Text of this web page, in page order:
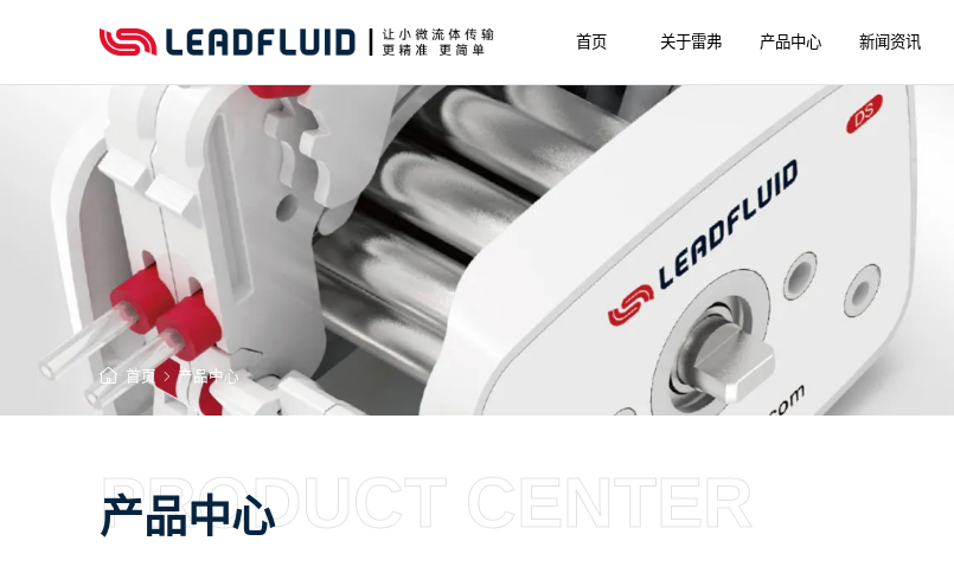
首页 关于雷弗 产品中心 新闻资讯
首页 产品中心
PRODUCT CENTER
产品中心